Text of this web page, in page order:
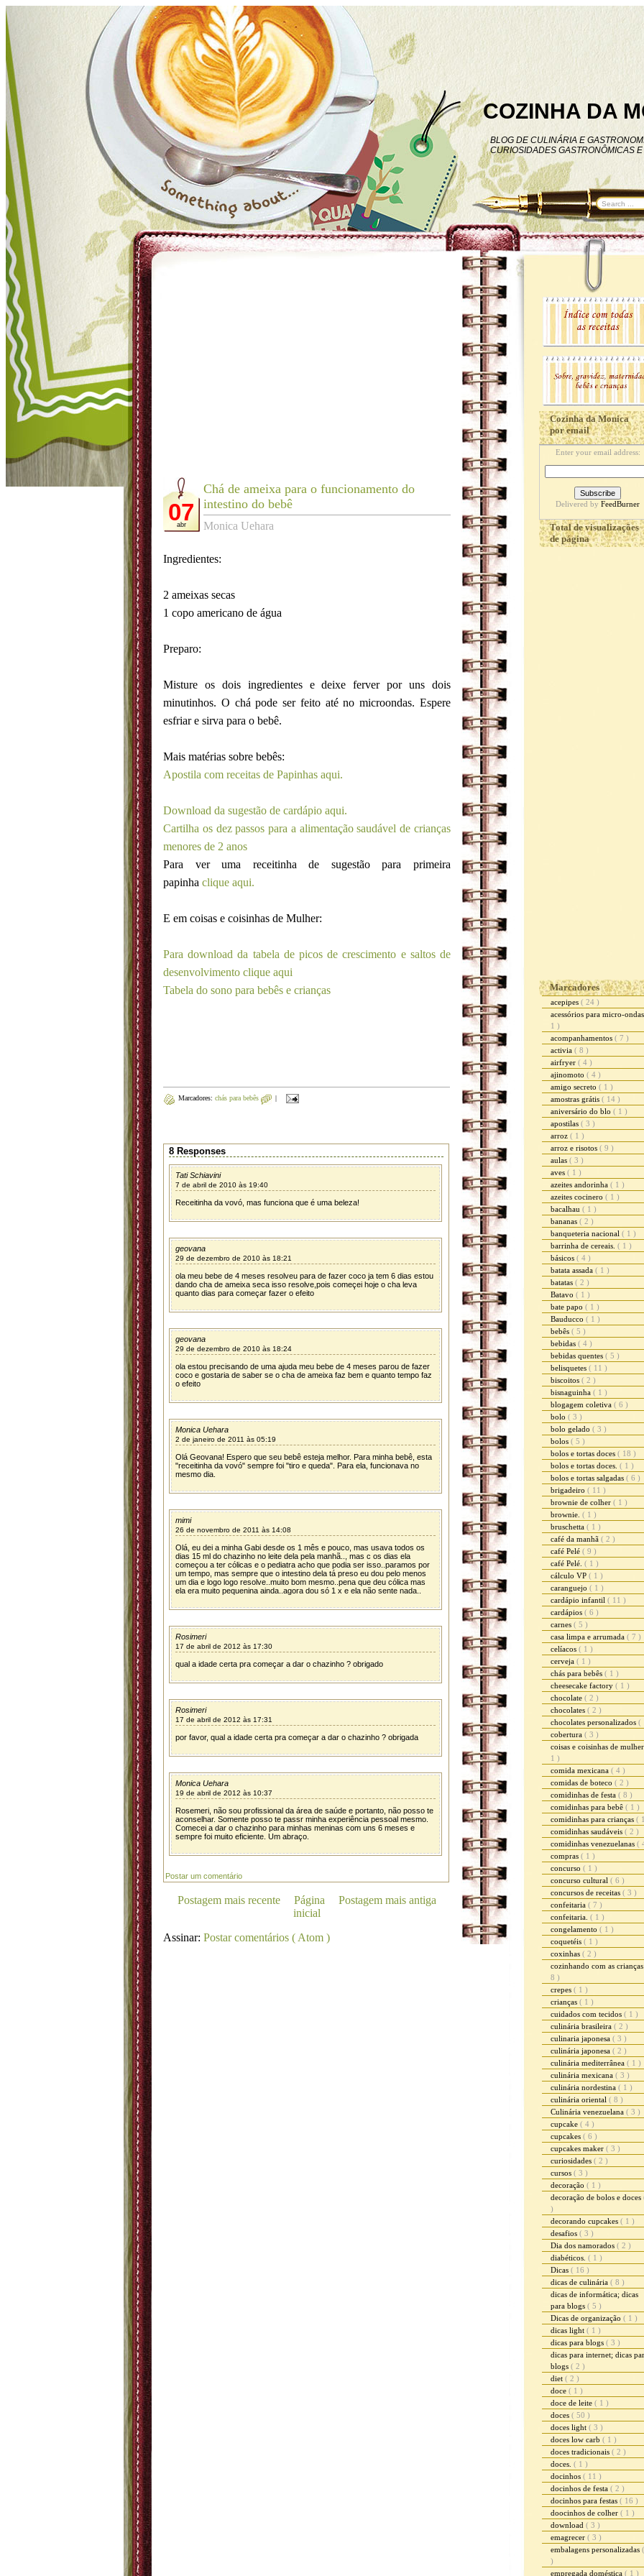
COZINHA DA
BLOG DE CULINÁRIA E
CURIOSIDADES GASTRONÔMICAS
07
abr
Chá de ameixa para o funcionamento do
intestino do bebê
Monica Uehara
Ingredientes:
2 ameixas secas
1 copo americano de água
Preparo:
Misture os dois ingredientes e deixe ferver por uns dois
minutinhos. O chá pode ser feito até no microondas. Espere
esfriar e sirva para o bebê.
Mais matérias sobre bebês:
Apostila com receitas de Papinhas aqui.
Download da sugestão de cardápio aqui.
Cartilha os dez passos para a alimentação saudável de crianças
menores de 2 anos
Para ver uma receitinha de sugestão para primeira
papinha clique aqui.
E em coisas e coisinhas de Mulher:
Para download da tabela de picos de crescimento e saltos de
desenvolvimento clique aqui
Tabela do sono para bebês e crianças
Marcadores: chás para bebês |
8 Responses
Tati Schiavini
7 de abril de 2010 às 19:40
Receitinha da vovó, mas funciona que é uma beleza!
geovana
29 de dezembro de 2010 às 18:21
ola meu bebe de 4 meses resolveu para de fazer coco ja tem 6 dias estou
dando cha de ameixa seca isso resolve,pois começei hoje o cha leva
quanto dias para começar fazer o efeito
geovana
29 de dezembro de 2010 às 18:24
ola estou precisando de uma ajuda meu bebe de 4 meses parou de fazer
coco e gostaria de saber se o cha de ameixa faz bem e quanto tempo faz
o efeito
Monica Uehara
2 de janeiro de 2011 às 05:19
Olá Geovana! Espero que seu bebê esteja melhor. Para minha bebê, esta
"receitinha da vovó" sempre foi "tiro e queda". Para ela, funcionava no
mesmo dia.
mimi
26 de novembro de 2011 às 14:08
Olá, eu dei a minha Gabi desde os 1 mês e pouco, mas usava todos os
dias 15 ml do chazinho no leite dela pela manhã.., mas c os dias ela
começou a ter cólicas e o pediatra acho que podia ser isso..paramos por
um tempo, mas sempre que o intestino dela tá preso eu dou pelo menos
um dia e logo logo resolve..muito bom mesmo..pena que deu cólica mas
ela era muito pequenina ainda..agora dou só 1 x e ela não sente nada..
Rosimeri
17 de abril de 2012 às 17:30
qual a idade certa pra começar a dar o chazinho ? obrigado
Rosimeri
17 de abril de 2012 às 17:31
por favor, qual a idade certa pra começar a dar o chazinho ? obrigada
Monica Uehara
19 de abril de 2012 às 10:37
Rosemeri, não sou profissional da área de saúde e portanto, não posso te
aconselhar. Somente posso te passr minha experiência pessoal mesmo.
Comecei a dar o chazinho para minhas meninas com uns 6 meses e
sempre foi muito eficiente. Um abraço.
Postar um comentário
Postagem mais recente Postagem mais antiga
Página
inicial
Assinar: Postar comentários ( Atom )
Cozinha da Monica
por email
Enter your email address:
Delivered by FeedBurner
Total de visualizações
de página
Marcadores
acepipes ( 24 )
acessórios para micro-
1 )
acompanhamentos ( 7 )
activia ( 8 )
airfryer ( 4 )
ajinomoto ( 4 )
amigo secreto ( 1 )
amostras grátis ( 14 )
aniversário do blo ( 1 )
apostilas ( 3 )
arroz ( 1 )
arroz e risotos ( 9 )
aulas ( 3 )
aves ( 1 )
azeites andorinha ( 1 )
azeites cocinero ( 1 )
bacalhau ( 1 )
bananas ( 2 )
banqueteria nacional ( 1 )
barrinha de cereais. ( 1 )
básicos ( 4 )
batata assada ( 1 )
batatas ( 2 )
Batavo ( 1 )
bate papo ( 1 )
Bauducco ( 1 )
bebês ( 5 )
bebidas ( 4 )
bebidas quentes ( 5 )
belisquetes ( 11 )
biscoitos ( 2 )
bisnaguinha ( 1 )
blogagem coletiva ( 6 )
bolo ( 3 )
bolo gelado ( 3 )
bolos ( 5 )
bolos e tortas doces ( 18 )
bolos e tortas doces. ( 1 )
bolos e tortas salgadas ( 6 )
brigadeiro ( 11 )
brownie de colher ( 1 )
brownie. ( 1 )
bruschetta ( 1 )
café da manhã ( 2 )
café Pelé ( 9 )
café Pelé. ( 1 )
cálculo VP ( 1 )
caranguejo ( 1 )
cardápio infantil ( 11 )
cardápios ( 6 )
carnes ( 5 )
casa limpa e arrumada ( 7 )
celíacos ( 1 )
cerveja ( 1 )
chás para bebês ( 1 )
cheesecake factory ( 1 )
chocolate ( 2 )
chocolates ( 2 )
chocolates personalizados (
cobertura ( 3 )
coisas e coisinhas de
1 )
comida mexicana ( 4 )
comidas de boteco ( 2 )
comidinhas de festa ( 8 )
comidinhas para bebê ( 1 )
comidinhas para crianças (
comidinhas saudáveis ( 2 )
comidinhas venezuelanas (
compras ( 1 )
concurso ( 1 )
concurso cultural ( 6 )
concursos de receitas ( 3 )
confeitaria ( 7 )
confeitaria. ( 1 )
congelamento ( 1 )
coquetéis ( 1 )
coxinhas ( 2 )
cozinhando com as
8 )
crepes ( 1 )
crianças ( 1 )
cuidados com tecidos ( 1 )
culinária brasileira ( 2 )
culinaria japonesa ( 3 )
culinária japonesa ( 2 )
culinária mediterrânea ( 1 )
culinária mexicana ( 3 )
culinária nordestina ( 1 )
culinária oriental ( 8 )
Culinária venezuelana ( 3 )
cupcake ( 4 )
cupcakes ( 6 )
cupcakes maker ( 3 )
curiosidades ( 2 )
cursos ( 3 )
decoração ( 1 )
decoração de bolos e doces
)
decorando cupcakes ( 1 )
desafios ( 3 )
Dia dos namorados ( 2 )
diabéticos. ( 1 )
Dicas ( 16 )
dicas de culinária ( 8 )
dicas de informática; dicas
para blogs ( 5 )
Dicas de organização ( 1 )
dicas light ( 1 )
dicas para blogs ( 3 )
dicas para internet; dicas
blogs ( 2 )
diet ( 2 )
doce ( 1 )
doce de leite ( 1 )
doces ( 50 )
doces light ( 3 )
doces low carb ( 1 )
doces tradicionais ( 2 )
doces. ( 1 )
docinhos ( 11 )
docinhos de festa ( 2 )
docinhos para festas ( 16 )
doocinhos de colher ( 1 )
download ( 3 )
emagrecer ( 3 )
embalagens personalizadas
)
empregada doméstica ( 1 )